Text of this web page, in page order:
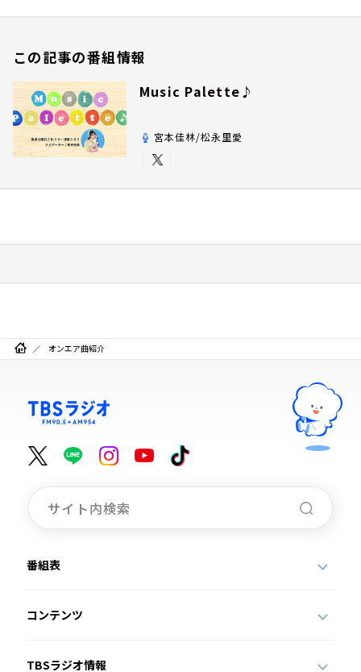
この記事の番組情報
Music Palette♪
宮本佳林/松永里愛
オンエア曲紹介
番組表
コンテンツ
TBSラジオ情報